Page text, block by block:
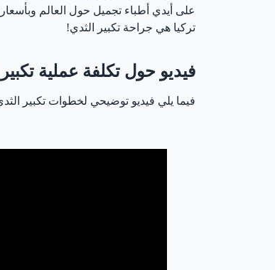
على أيدي أطباء تجميل حول العالم
تركيا هي جراحة تكبير الثدي!
فيديو حول تكلفة عملية
فيما يلي فيديو توضيحي لخطوات تكبير